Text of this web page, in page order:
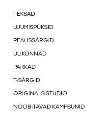
TEKSAD
UJUMISPÜKSID
PEALISSÄRGID
ÜLIKONNAD
PARKAD
T-SÄRGID
ORIGINALS STUDIO
NÖÖBITAVAD KAMPSUNID